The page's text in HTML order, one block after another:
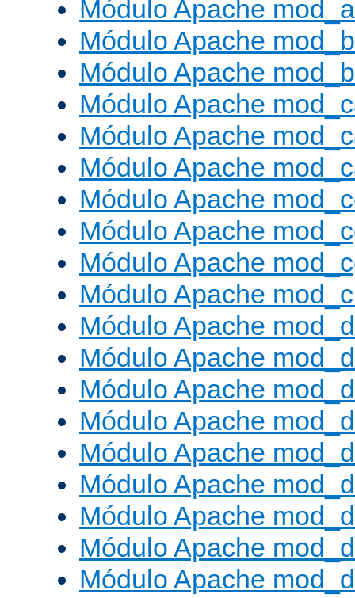
Módulo Apache
Módulo Apache
Módulo Apache
Módulo Apache
Módulo Apache
Módulo Apache
Módulo Apache
Módulo Apache
Módulo Apache
Módulo Apache
Módulo Apache
Módulo Apache
Módulo Apache
Módulo Apache
Módulo Apache
Módulo Apache
Módulo Apache
Módulo Apache
Módulo Apache